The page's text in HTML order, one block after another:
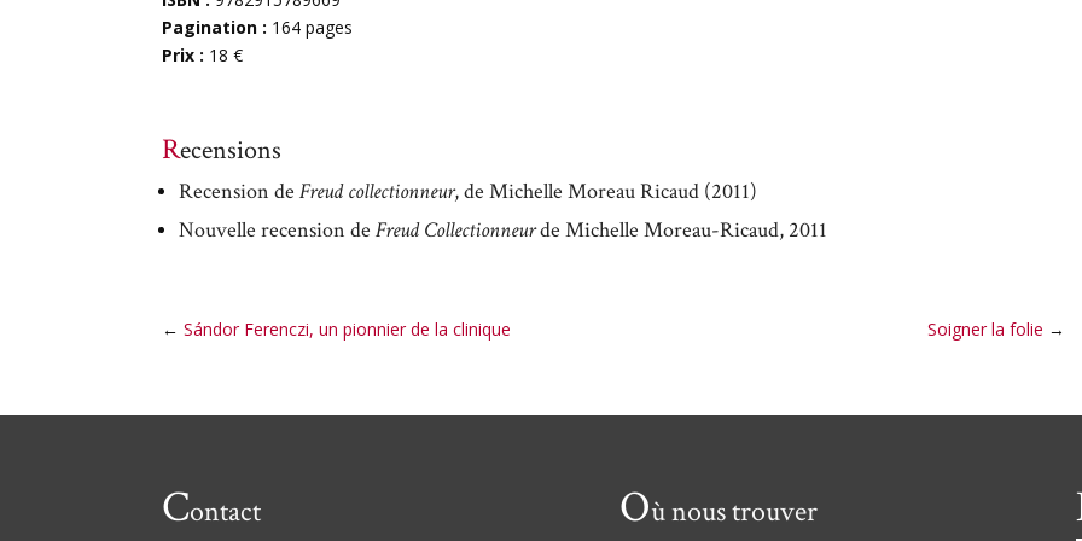
Pagination : 164 pages
Prix : 18 €
Recensions
Recension deFreud collectionneur, de Michelle Moreau Ricaud (2011)
Nouvelle recension deFreud Collectionneurde Michelle Moreau-Ricaud, 2011
←Sándor Ferenczi, un pionnier de la clinique Soigner la folie →
Contact Où nous trouver